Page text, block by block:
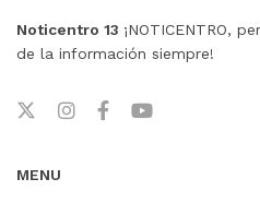
Noticentro 13 ¡NOTICENTRO,
de la información siempre!
MENU